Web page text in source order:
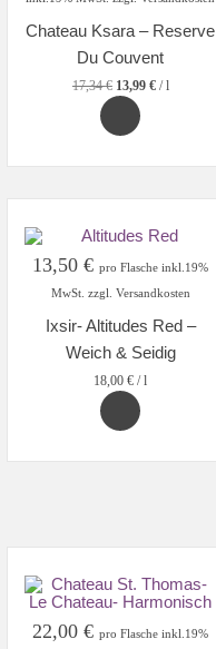
13,00 €10,50 €.
Chateau Ksara – Reserve
Du Couvent
17,34€ 13,99 €/l
13,50€ pro Flasche inkl.19%
MwSt. zzgl. Versandkosten
Ixsir- Altitudes Red –
Weich & Seidig
18,00€ /l
22,00€ pro Flasche inkl.19%